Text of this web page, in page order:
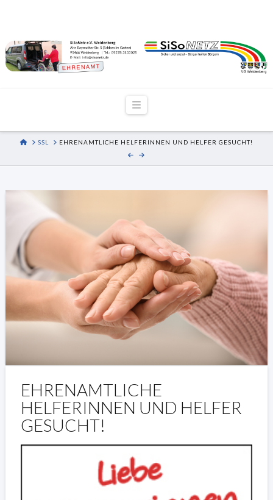
Navigation
HOME
SSL EHRENAMTLICHE HELFERINNEN UND HELFER GESUCHT!
EHRENAMTLICHE
HELFERINNEN UND HELFER
GESUCHT!